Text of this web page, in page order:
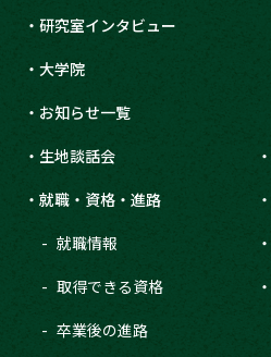
研究室インタビュー
大学院
お知らせ一覧
生地談話会
就職・資格・進路
就職情報
取得できる資格
卒業後の進路